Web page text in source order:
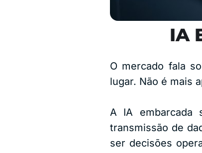
IA
O mercado fala
lugar. Não é mais
A IA embarcada
transmissão de
ser decisões